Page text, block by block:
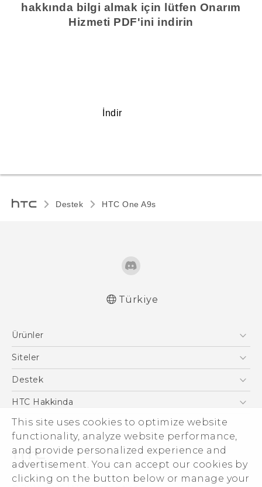
This site uses cookies to optimize website
functionality, analyze website performance,
and provide personalized experience and
advertisement. You can accept our cookies by
clicking on the button below or manage your
hakkında bilgi almak için lütfen Onarım
Hizmeti PDF'ini indirin
İndir
Destek HTC One A9s‎
English - User manual
Türkiye
Ürünler
Akıllı Telefonlar
VIVE
Siteler
HTC Dev
Destek
Destek Merkezi
HTC Hakkinda
ESG
Yatırımcı (İNGİLİZCE)
Gizlilik Politikası
Ürün Güvenliği